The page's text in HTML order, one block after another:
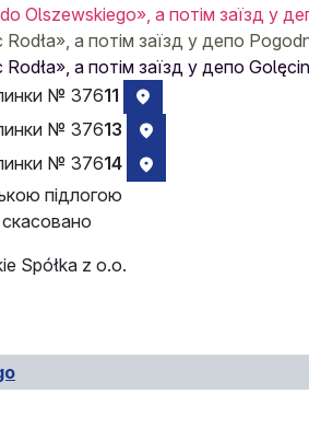
Olszewskiego», а потім заїзд у
Rodła», а потім заїзд у депо
Rodła», а потім заїзд у депо
№ 37611
№ 37613
№ 37614
підлогою
Spółka z o.o.
між зупинками
(поточна зупинка)